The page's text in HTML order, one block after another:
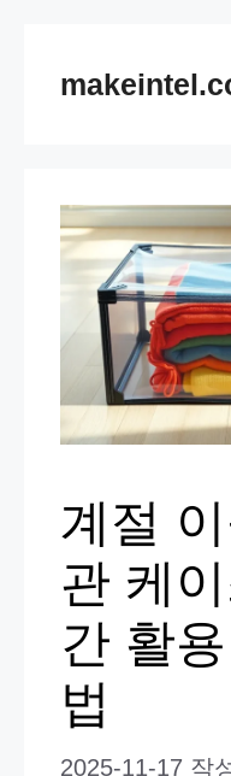
계절
관 케
간 활
법
2025-11-17 작